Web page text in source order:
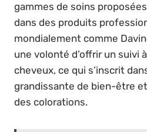
gammes de soins
dans des produits
mondialement comme
une volonté d’offrir un suivi
cheveux, ce qui s’inscrit
grandissante de bien-être
des colorations.